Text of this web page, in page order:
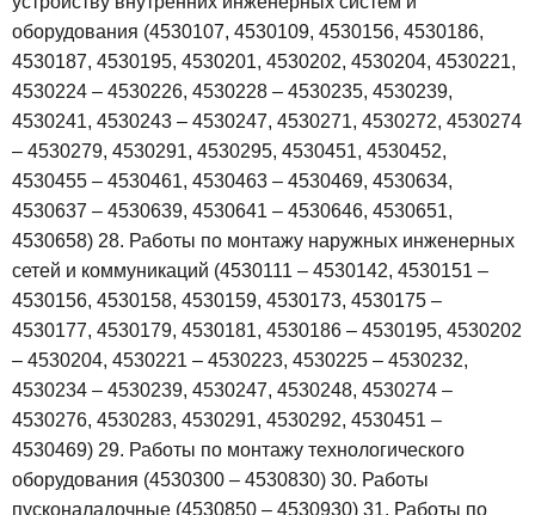
оборудования (4530107, 4530109, 4530156, 4530186,
4530187, 4530195, 4530201, 4530202, 4530204, 4530221,
4530224 – 4530226, 4530228 – 4530235, 4530239,
4530241, 4530243 – 4530247, 4530271, 4530272, 4530274
– 4530279, 4530291, 4530295, 4530451, 4530452,
4530455 – 4530461, 4530463 – 4530469, 4530634,
4530637 – 4530639, 4530641 – 4530646, 4530651,
4530658) 28. Работы по монтажу наружных инженерных
сетей и коммуникаций (4530111 – 4530142, 4530151 –
4530156, 4530158, 4530159, 4530173, 4530175 –
4530177, 4530179, 4530181, 4530186 – 4530195, 4530202
– 4530204, 4530221 – 4530223, 4530225 – 4530232,
4530234 – 4530239, 4530247, 4530248, 4530274 –
4530276, 4530283, 4530291, 4530292, 4530451 –
4530469) 29. Работы по монтажу технологического
оборудования (4530300 – 4530830) 30. Работы
пусконаладочные (4530850 – 4530930) 31. Работы по